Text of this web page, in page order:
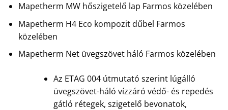
Mapetherm MW hőszigetelő lap Farmos közelében
Mapetherm H4 Eco kompozit dűbel Farmos
közelében
Mapetherm Net üvegszövet háló Farmos közelében
Az ETAG 004 útmutató szerint lúgálló
üvegszövet-háló vízzáró védő- és repedés
gátló rétegek, szigetelő bevonatok,